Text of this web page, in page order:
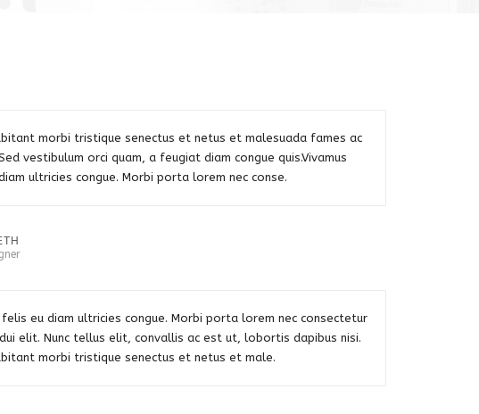
morbi tristique senectus et netus et malesuada fames ac
vestibulum orci quam, a feugiat diam congue quis.Vivamus
ultricies congue. Morbi porta lorem nec conse.
eu diam ultricies congue. Morbi porta lorem nec consectetur
elit. Nunc tellus elit, convallis ac est ut, lobortis dapibus nisi.
morbi tristique senectus et netus et male.